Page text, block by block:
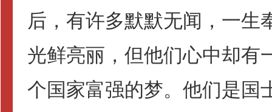
后，有许多默默无闻，一生
光鲜亮丽，但他们心中却有
个国家富强的梦。他们是